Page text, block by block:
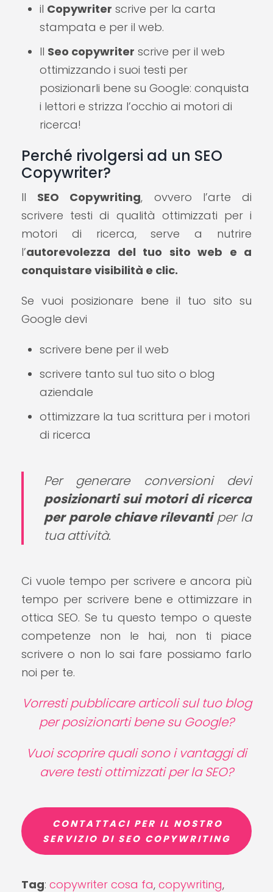
il Copywriter scrive per la carta
stampata e per il web.
Il Seo copywriter scrive per il web
ottimizzando i suoi testi per
posizionarli bene su Google: conquista
i lettori e strizza l’occhio ai motori di
ricerca!
Perché rivolgersi ad un SEO
Copywriter?
Il SEO Copywriting, ovvero l’arte di
scrivere testi di qualità ottimizzati per i
motori di ricerca, serve a nutrire
l’autorevolezza del tuo sito web e a
conquistare visibilità e clic.
Se vuoi posizionare bene il tuo sito su
Google devi
scrivere bene per il web
scrivere tanto sul tuo sito o blog
aziendale
ottimizzare la tua scrittura per i motori
di ricerca
Per generare conversioni devi
posizionarti sui motori di ricerca
per parole chiave rilevantiper la
tua attività.
Ci vuole tempo per scrivere e ancora più
tempo per scrivere bene e ottimizzare in
ottica SEO. Se tu questo tempo o queste
competenze non le hai, non ti piace
scrivere o non lo sai fare possiamo farlo
noi per te.
Vorresti pubblicare articoli sul tuo blog
per posizionarti bene su Google?
Vuoi scoprire quali sono i vantaggi di
averetesti ottimizzati per la SEO?
CONTATTACI PER IL NOSTRO
SERVIZIO DI SEO COPYWRITING
Tag: copywriter cosa fa, copywriting,